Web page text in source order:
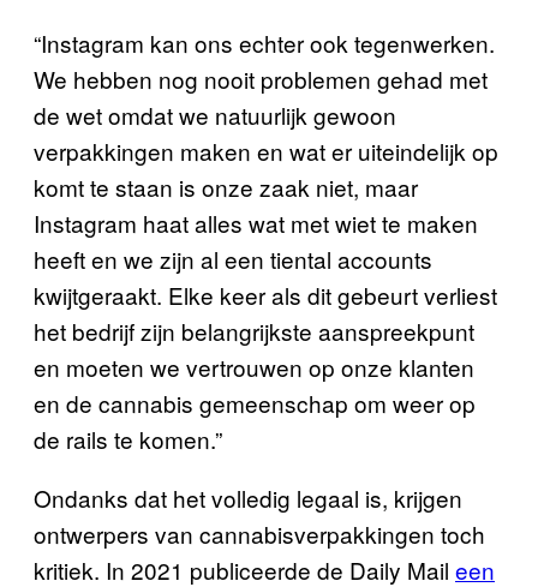
“Instagram kan ons echter ook tegenwerken.
We hebben nog nooit problemen gehad met
de wet omdat we natuurlijk gewoon
verpakkingen maken en wat er uiteindelijk op
komt te staan is onze zaak niet, maar
Instagram haat alles wat met wiet te maken
heeft en we zijn al een tiental accounts
kwijtgeraakt. Elke keer als dit gebeurt verliest
het bedrijf zijn belangrijkste aanspreekpunt
en moeten we vertrouwen op onze klanten
en de cannabis gemeenschap om weer op
de rails te komen.”
Ondanks dat het volledig legaal is, krijgen
ontwerpers van cannabisverpakkingen toch
kritiek. In 2021 publiceerde de Daily Mail een